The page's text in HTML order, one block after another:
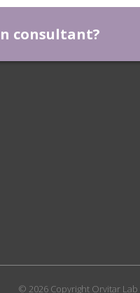
consultant?
© 2026 Copyright Orvitar Lab